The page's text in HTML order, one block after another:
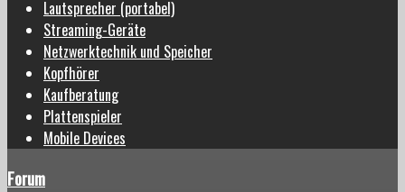
Lautsprecher (portabel)
Streaming-Geräte
Netzwerktechnik und Speicher
Kopfhörer
Kaufberatung
Plattenspieler
Mobile Devices
Forum